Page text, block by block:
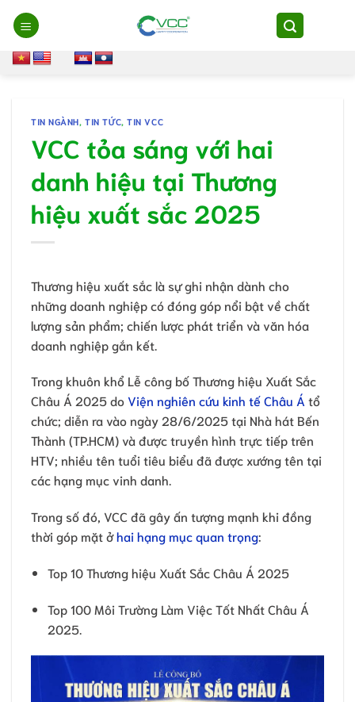
Chuyển
đến
nội
dung
TIN NGÀNH,TIN TỨC,TIN VCC
VCC tỏa sáng với hai
danh hiệu tại Thương
hiệu xuất sắc 2025
Thương hiệu xuất sắc là sự ghi nhận dành cho
những doanh nghiệp có đóng góp nổi bật về chất
lượng sản phẩm; chiến lược phát triển và văn hóa
doanh nghiệp gắn kết.
Trong khuôn khổ Lễ công bố Thương hiệu Xuất Sắc
Châu Á 2025 do Viện nghiên cứu kinh tế Châu Á tổ
chức; diễn ra vào ngày 28/6/2025 tại Nhà hát Bến
Thành (TP.HCM) và được truyền hình trực tiếp trên
HTV; nhiều tên tuổi tiêu biểu đã được xướng tên tại
các hạng mục vinh danh.
Trong số đó, VCC đã gây ấn tượng mạnh khi đồng
thời góp mặt ởhai hạng mục quan trọng:
Top 10 Thương hiệu Xuất Sắc Châu Á 2025
Top 100 Môi Trường Làm Việc Tốt Nhất Châu Á
2025.